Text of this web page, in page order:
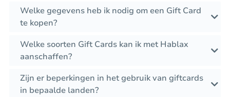
Welke gegevens heb ik nodig om een Gift Card
te kopen?
Welke soorten Gift Cards kan ik met Hablax
aanschaffen?
Zijn er beperkingen in het gebruik van giftcards
in bepaalde landen?